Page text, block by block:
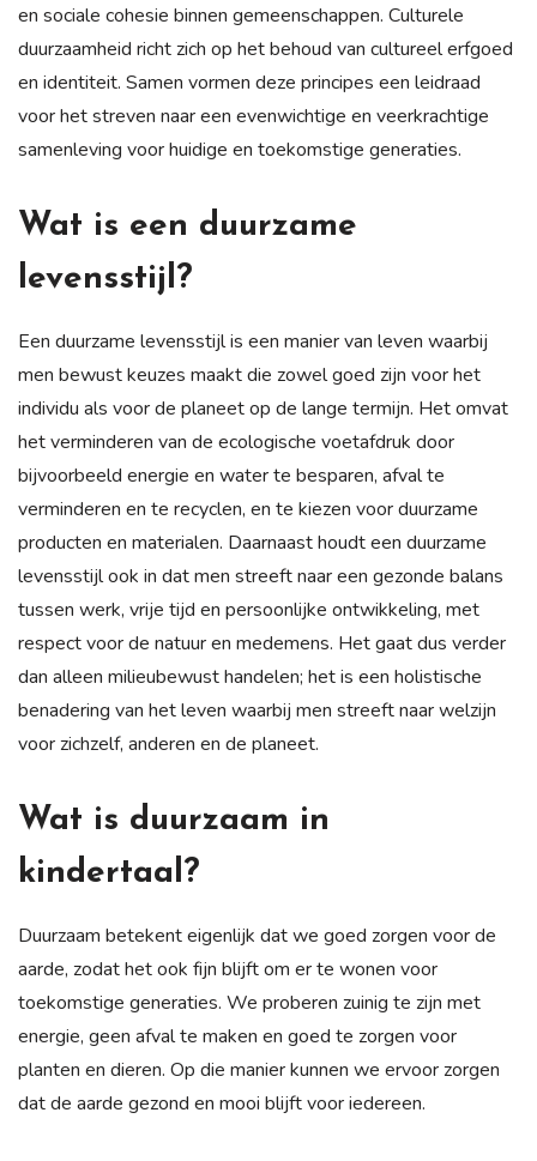
en sociale cohesie binnen gemeenschappen. Culturele
duurzaamheid richt zich op het behoud van cultureel erfgoed
en identiteit. Samen vormen deze principes een leidraad
voor het streven naar een evenwichtige en veerkrachtige
samenleving voor huidige en toekomstige generaties.
Wat is een duurzame
levensstijl?
Een duurzame levensstijl is een manier van leven waarbij
men bewust keuzes maakt die zowel goed zijn voor het
individu als voor de planeet op de lange termijn. Het omvat
het verminderen van de ecologische voetafdruk door
bijvoorbeeld energie en water te besparen, afval te
verminderen en te recyclen, en te kiezen voor duurzame
producten en materialen. Daarnaast houdt een duurzame
levensstijl ook in dat men streeft naar een gezonde balans
tussen werk, vrije tijd en persoonlijke ontwikkeling, met
respect voor de natuur en medemens. Het gaat dus verder
dan alleen milieubewust handelen; het is een holistische
benadering van het leven waarbij men streeft naar welzijn
voor zichzelf, anderen en de planeet.
Wat is duurzaam in
kindertaal?
Duurzaam betekent eigenlijk dat we goed zorgen voor de
aarde, zodat het ook fijn blijft om er te wonen voor
toekomstige generaties. We proberen zuinig te zijn met
energie, geen afval te maken en goed te zorgen voor
planten en dieren. Op die manier kunnen we ervoor zorgen
dat de aarde gezond en mooi blijft voor iedereen.